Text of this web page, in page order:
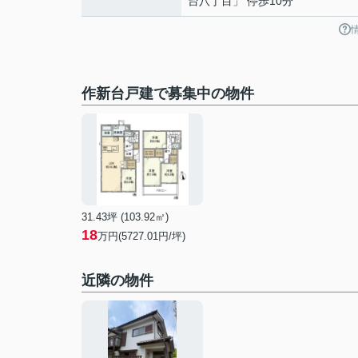
作新台戸建で募集中の物件
31.43坪 (103.92㎡)
18万円(5727.01円/坪)
近隣の物件